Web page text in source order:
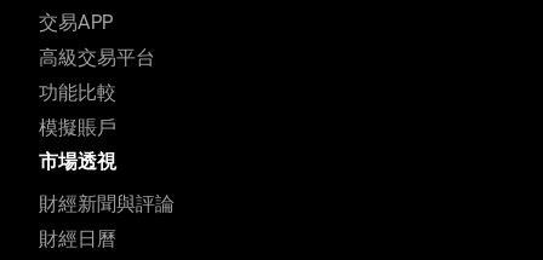
交易APP
高級交易平台
功能比較
模擬賬戶
市場透視
財經新聞與評論
財經日曆